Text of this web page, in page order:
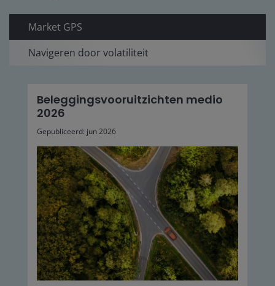
Market GPS
Navigeren door volatiliteit
Beleggingsvooruitzichten medio
2026
Gepubliceerd: jun 2026